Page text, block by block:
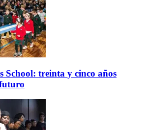
School: treinta y cinco años